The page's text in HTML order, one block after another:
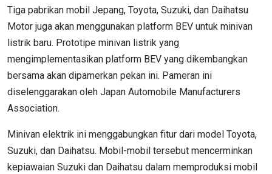
Tiga pabrikan mobil Jepang, Toyota, Suzuki, dan Daihatsu
Motor juga akan menggunakan platform BEV untuk minivan
listrik baru. Prototipe minivan listrik yang
mengimplementasikan platform BEV yang dikembangkan
bersama akan dipamerkan pekan ini. Pameran ini
diselenggarakan oleh Japan Automobile Manufacturers
Association.
Minivan elektrik ini menggabungkan fitur dari model Toyota,
Suzuki, dan Daihatsu. Mobil-mobil tersebut mencerminkan
kepiawaian Suzuki dan Daihatsu dalam memproduksi mobil